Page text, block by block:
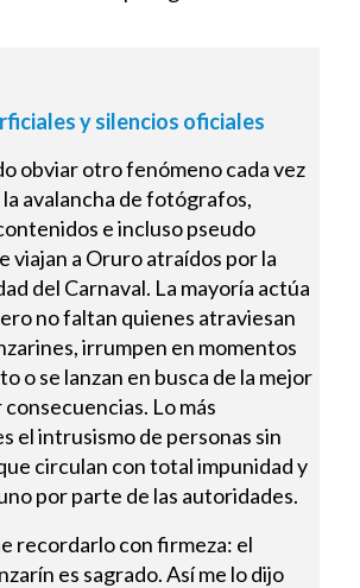
y silencios oficiales
obviar otro fenómeno cada vez
avalancha de fotógrafos,
e incluso pseudo
viajan a Oruro atraídos por la
del Carnaval. La mayoría actúa
no faltan quienes atraviesan
irrumpen en momentos
o se lanzan en busca de la mejor
Lo más
el intrusismo de personas sin
circulan con total impunidad y
por parte de las autoridades.
recordarlo con firmeza: el
es sagrado. Así me lo dijo